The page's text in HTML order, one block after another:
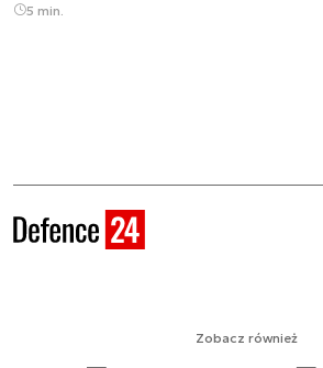
5 min.
Zobacz również